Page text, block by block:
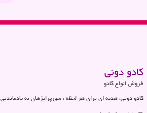
كادو دونی
فروش انواع کادو
کادو دونی، هدیه ای برای هر لحظه ، سورپرایزهای به یادماندنی